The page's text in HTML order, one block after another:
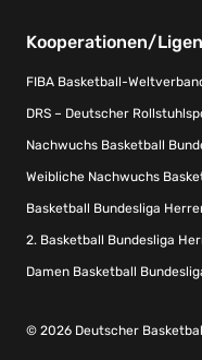
Kooperationen/Ligen
FIBA Basketball-
DRS – Deutscher
Nachwuchs Basketball
Weibliche Nachwuchs
Basketball Bundesliga
2. Basketball Bundesliga
Damen Basketball
© 2026 Deutscher